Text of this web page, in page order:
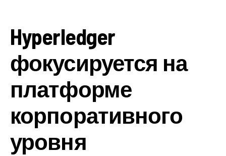
Hyperledger
фокусируется на
платформе
корпоративного
уровня